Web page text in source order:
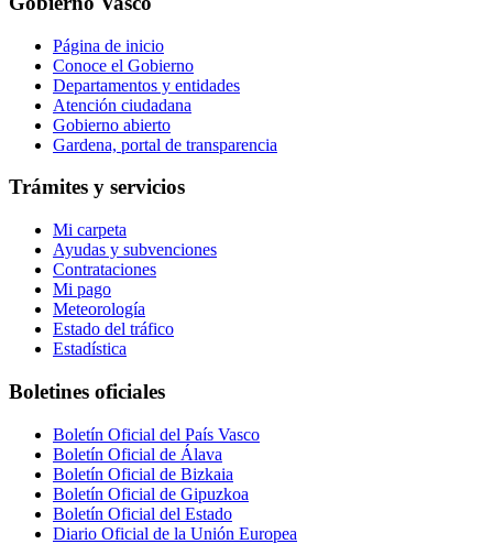
Página de inicio
Conoce el Gobierno
Departamentos y entidades
Atención ciudadana
Gobierno abierto
Gardena, portal de transparencia
Trámites y servicios
Mi carpeta
Ayudas y subvenciones
Contrataciones
Mi pago
Meteorología
Estado del tráfico
Estadística
Boletines oficiales
Boletín Oficial del País Vasco
Boletín Oficial de Álava
Boletín Oficial de Bizkaia
Boletín Oficial de Gipuzkoa
Boletín Oficial del Estado
Diario Oficial de la Unión Europea